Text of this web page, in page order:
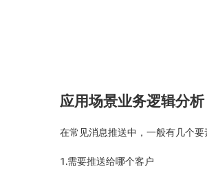
应用场景业务逻辑分析
在常见消息推送中，一般有几个要
1.需要推送给哪个客户